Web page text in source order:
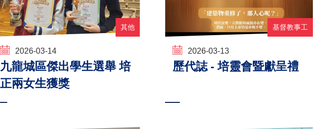
其他
2026-03-14
九龍城區傑出學生選舉 培
正兩女生獲獎
基督教事工
2026-03-13
歷代誌 - 培靈會暨獻呈禮